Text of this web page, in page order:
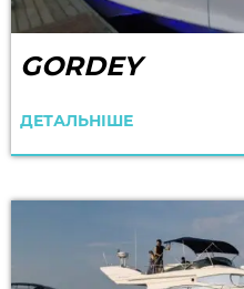
GORDEY
ДЕТАЛЬНІШЕ